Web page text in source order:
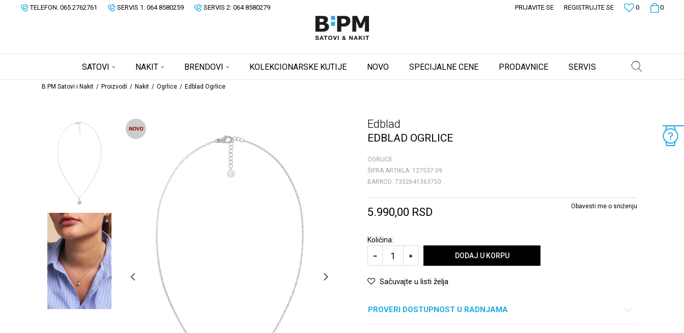
TELEFON: 065 2762761 SERVIS 1: 064 8580259 SERVIS 2: 064 8580279 0
0
PRIJAVITE SE REGISTRUJTE SE
SATOVI NAKIT BRENDOVI KOLEKCIONARSKE KUTIJE NOVO SPECIJALNE CENE PRODAVNICE SERVIS
B:PM Satovi i Nakit Proizvodi Nakit Ogrlice Edblad Ogrlice
Edblad
EDBLAD OGRLICE
OGRLICE
ŠIFRA ARTIKLA: 127537 09
BARKOD: 7332641363750
5.990,00 RSD Obavesti me o sniženju
Količina:
DODAJ U KORPU
Sačuvajte u listi želja
PROVERI DOSTUPNOST U RADNJAMA